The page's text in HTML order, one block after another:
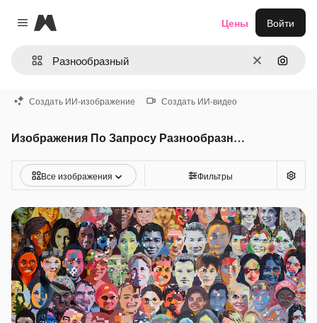
Close menu
Magnific
ОчиститьПоиск
Цены Войти
Создать ИИ-изображение Создать ИИ-видео
Изображения По Запросу Разнообразный
Все изображения Фильтры